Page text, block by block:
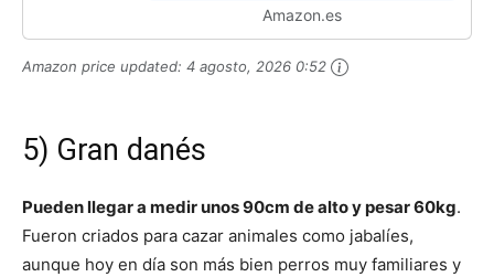
Amazon.es
Amazon price updated: 4 agosto, 2026 0:52
5) Gran danés
Pueden llegar a medir unos 90cm de alto y pesar 60kg.
Fueron criados para cazar animales como jabalíes,
aunque hoy en día son más bien perros muy familiares y